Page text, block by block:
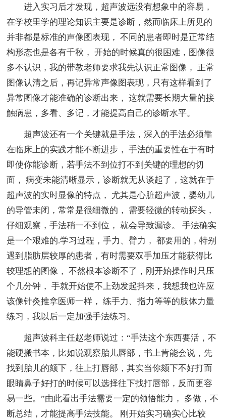
进入实习后才发现，超声波远没有想象中的容易，
在学校里学的理论知识主要是诊断，然而临床上所见的
并非都是标准的声像图表现， 不同的患者即时是正常结
构形态也是各有千秋， 开始的时候真的很困难，图像很
多不认识，我的带教老师要求我先认识正常图像， 正常
图像认清之后，再记异常声像图表现，只有这样看到了
异常图像才能准确的诊断出来， 这就需要长期大量的接
触病患，多看、多记，才能提高自己的诊断水平。
超声波还有一个关键就是手法，深入的手法必须靠
在临床上的实践才能不断进步， 手法的重要性在于有时
即使你能诊断，若手法不到位打不到关键的理想的切
面， 病变未能清晰显示，诊断就无从谈起了，这就在于
超声波的实时显像的特点， 尤其是心脏超声波，婴幼儿
的导管未闭，常常是很细微的， 需要轻微的转动探头，
仔细观察，手法稍一不到位， 就会导致漏诊。 手法确实
是一个艰难的.学习过程，手力、臂力， 都要用的，特别
遇到脂肪层较厚的患者，有时需要双手加压才能获得比
较理想的图像， 不然根本诊断不了，刚开始操作时只压
个几分钟， 手就开始使不上劲发起抖来，我想我也许应
该像针灸推拿医师一样， 练手力、指力等等的肢体力量
练习，我以后一定加强手法练习。
超声波科主任赵老师说过：“手法这个东西要活，不
能硬搬书本，比如说观察胎儿唇部，书上肯能会说，先
找到胎儿的颏下，往上打唇部，其实当你颏下不好打而
眼睛鼻子好打的时候可以选择往下找打唇部，反而更容
易一些。”由此看出手法需要一定的领悟能力， 多做，不
断总结，才能提高手法技能。 刚开始实习确实心比较